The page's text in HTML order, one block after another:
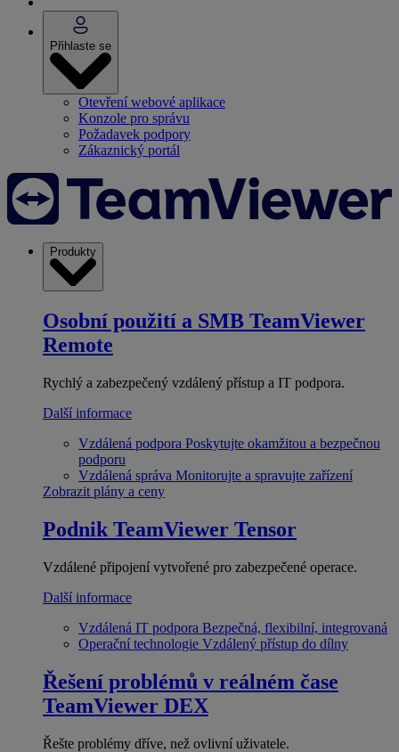
Přihlaste se
Otevření webové aplikace
Konzole pro správu
Požadavek podpory
Zákaznický portál
Produkty
Osobní použití a SMB TeamViewer
Remote
Rychlý a zabezpečený vzdálený přístup a IT podpora.
Další informace
Vzdálená podpora Poskytujte okamžitou a bezpečnou
podporu
Vzdálená správa Monitorujte a spravujte zařízení
Zobrazit plány a ceny
Podnik TeamViewer Tensor
Vzdálené připojení vytvořené pro zabezpečené operace.
Další informace
Vzdálená IT podpora Bezpečná, flexibilní, integrovaná
Operační technologie Vzdálený přístup do dílny
Řešení problémů v reálném čase
TeamViewer DEX
Řešte problémy dříve, než ovlivní uživatele.